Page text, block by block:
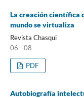
La creación científica
mundo se virtualiza
Revista Chasqui
06 - 08
PDF
Autobiografía